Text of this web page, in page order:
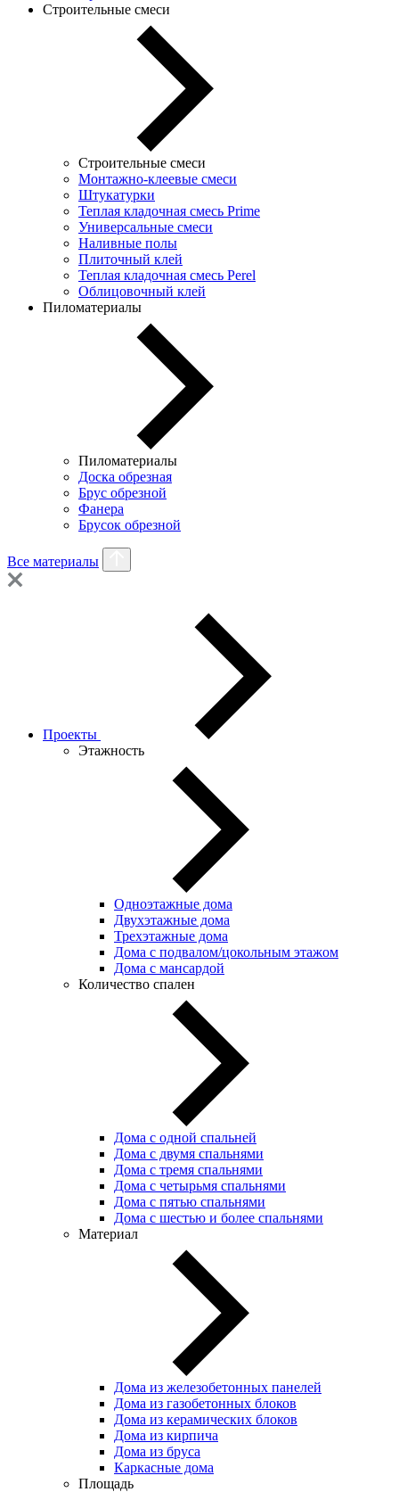
Строительные смеси
Строительные смеси
Монтажно-клеевые смеси
Штукатурки
Теплая кладочная смесь Prime
Универсальные смеси
Наливные полы
Плиточный клей
Теплая кладочная смесь Perel
Облицовочный клей
Пиломатериалы
Пиломатериалы
Доска обрезная
Брус обрезной
Фанера
Брусок обрезной
Все материалы
Проекты
Этажность
Одноэтажные дома
Двухэтажные дома
Трехэтажные дома
Дома с подвалом/цокольным этажом
Дома с мансардой
Количество спален
Дома с одной спальней
Дома с двумя спальнями
Дома с тремя спальнями
Дома с четырьмя спальнями
Дома с пятью спальнями
Дома с шестью и более спальнями
Материал
Дома из железобетонных панелей
Дома из газобетонных блоков
Дома из керамических блоков
Дома из кирпича
Дома из бруса
Каркасные дома
Площадь